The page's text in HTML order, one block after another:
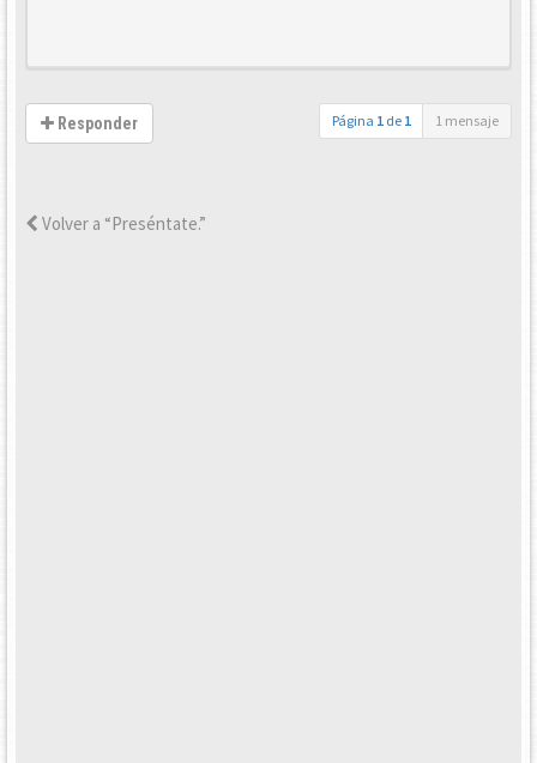
Responder Página 1 de 1 1 mensaje
Volver a “Preséntate.”